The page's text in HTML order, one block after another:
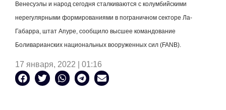
Венесуэлы и народ сегодня сталкиваются с колумбийскими
нерегулярными формированиями в пограничном секторе Ла-
Габарра, штат Апуре, сообщило высшее командование
Боливарианских национальных вооруженных сил (FANB).
17 января, 2022 | 01:16